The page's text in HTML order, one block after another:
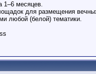
1–6 месяцев.
для размещения
любой (белой) тематики.